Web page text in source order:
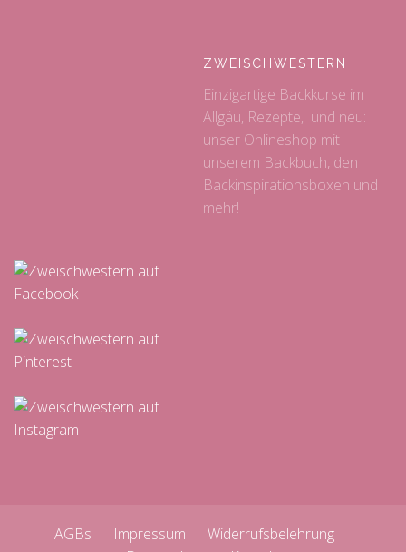
ZWEISCHWESTERN
Einzigartige Backkurse im
Allgäu, Rezepte, und neu:
unser Onlineshop mit
unserem Backbuch, den
Backinspirationsboxen und
mehr!
AGBs Impressum
Widerrufsbelehrung